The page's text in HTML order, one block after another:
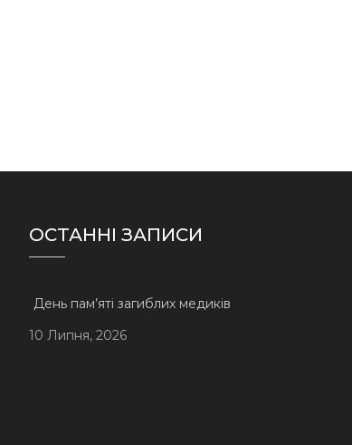
ОСТАННІ ЗАПИСИ
День пам’яті загиблих медиків
10 Липня, 2026